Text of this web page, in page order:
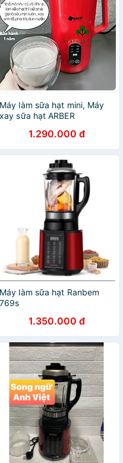
Máy làm sữa hạt mini, Máy
xay sữa hạt ARBER
350ml màu đỏ - Hàng chính
hãng
1.290.000 đ
Máy làm sữa hạt Ranbem
769s
1.350.000 đ